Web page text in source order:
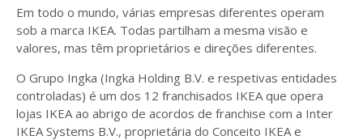
Em todo o mundo, várias empresas diferentes operam
sob a marca IKEA. Todas partilham a mesma visão e
valores, mas têm proprietários e direções diferentes.
O Grupo Ingka (Ingka Holding B.V. e respetivas entidades
controladas) é um dos 12 franchisados IKEA que opera
lojas IKEA ao abrigo de acordos de franchise com a Inter
IKEA Systems B.V., proprietária do Conceito IKEA e